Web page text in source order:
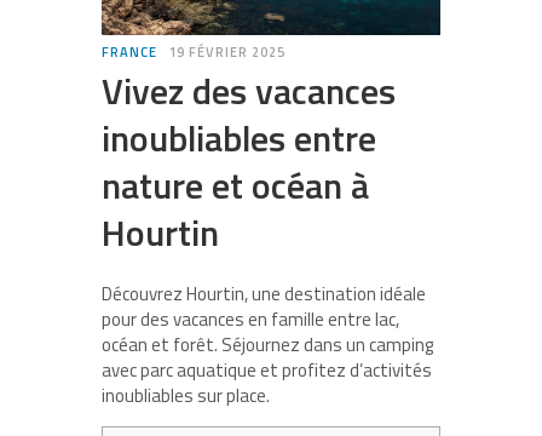
FRANCE 19 FÉVRIER 2025
Vivez des vacances
inoubliables entre
nature et océan à
Hourtin
Découvrez Hourtin, une destination idéale
pour des vacances en famille entre lac,
océan et forêt. Séjournez dans un camping
avec parc aquatiqueet profitez d’activités
inoubliables sur place.